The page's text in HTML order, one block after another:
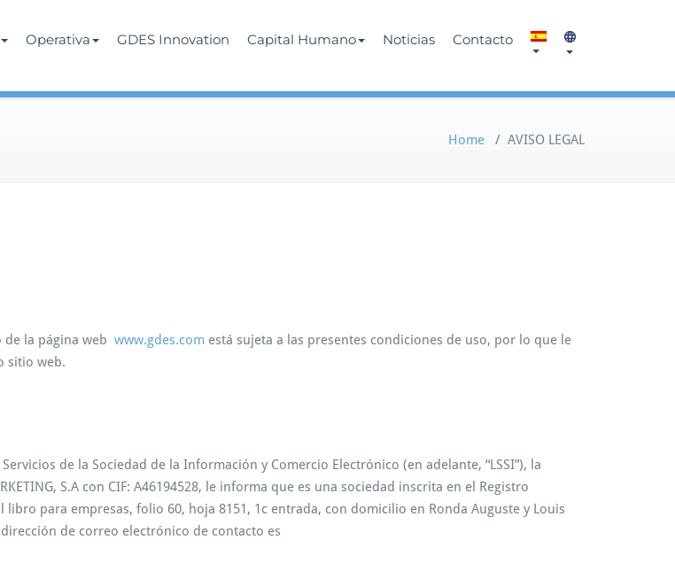
Operativa GDES Innovation Capital Humano Noticias Contacto
Home / AVISO LEGAL
de la página web www.gdes.com está sujeta a las presentes condiciones de uso, por lo que le
sitio web.
de la Sociedad de la Información y Comercio Electrónico (en adelante, “LSSI”), la
S.A con CIF: A46194528, le informa que es una sociedad inscrita en el Registro
para empresas, folio 60, hoja 8151, 1c entrada, con domicilio en Ronda Auguste y Louis
de correo electrónico de contacto es